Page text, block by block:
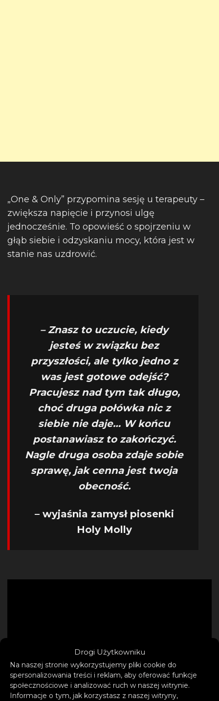
Drogi Użytkowniku
Na naszej stronie wykorzystujemy pliki cookie do
spersonalizowania treści i reklam, aby oferować funkcje
społecznościowe i analizować ruch w naszej witrynie.
Informacje o tym, jak korzystasz z naszej witryny,
„One & Only” przypomina sesję u terapeuty –
zwiększa napięcie i przynosi ulgę
jednocześnie. To opowieść o spojrzeniu w
głąb siebie i odzyskaniu mocy, która jest w
stanie nas uzdrowić.
– Znasz to uczucie, kiedy
jesteś w związku bez
przyszłości, ale tylko jedno z
was jest gotowe odejść?
Pracujesz nad tym tak długo,
choć druga połówka nic z
siebie nie daje… W końcu
postanawiasz to zakończyć.
Nagle druga osoba zdaje sobie
sprawę, jak cenna jest twoja
obecność.
– wyjaśnia zamysł piosenki
Holy Molly